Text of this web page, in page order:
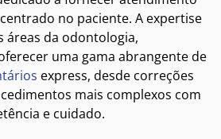
no paciente. A expertise
áreas da odontologia,
uma gama abrangente de
express, desde correções
mais complexos com
e cuidado.